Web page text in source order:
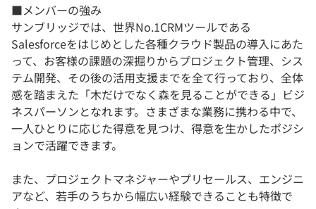
​​■​メンバーの強み
サンブリッジでは、世界No.1CRMツールである
Salesforceをはじめとした各種クラウド製品の導入にあた
って、お客様の課題の深掘りからプロジェクト管理、シス
テム開発、その後の活用支援までを全て行っており、全体
感を踏まえた「木だけでなく森を見ることができる」ビジ
ネスパーソンとなれます。さまざまな業務に携わる中で、
一人ひとりに応じた得意を見つけ、得意を生かしたポジシ
ョンで活躍できます。
また、プロジェクトマネジャーやプリセールス、エンジニ
アなど、若手のうちから幅広い経験できることも特徴で